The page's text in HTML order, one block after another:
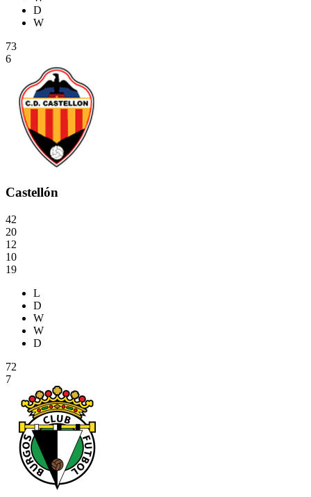
D
W
73
6
Castellón
42
20
12
10
19
L
D
W
W
D
72
7